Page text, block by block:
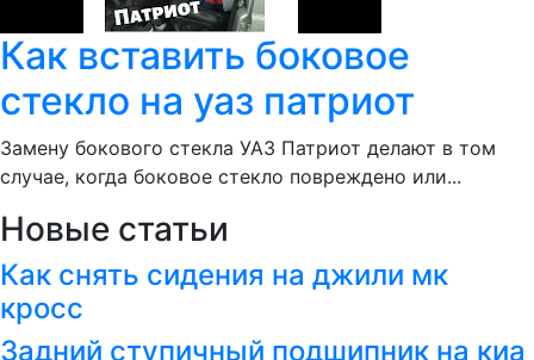
Как вставить боковое
стекло на уаз патриот
Замену бокового стекла УАЗ Патриот делают в том
случае, когда боковое стекло повреждено или...
Новые статьи
Как снять сидения на джили мк
кросс
Задний ступичный подшипник на киа